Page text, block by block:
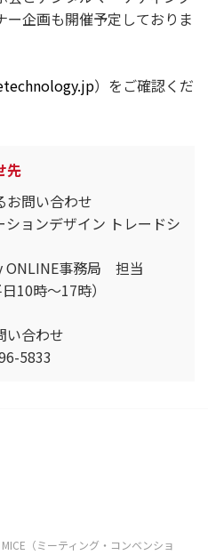
ー企画も開催予定しておりま
）をご確認くだ
先
問い合わせ
ョンデザイン トレードシ
ONLINE事務局 担当
10時～17時）
い合わせ
5833
（ミーティング・コンベンショ